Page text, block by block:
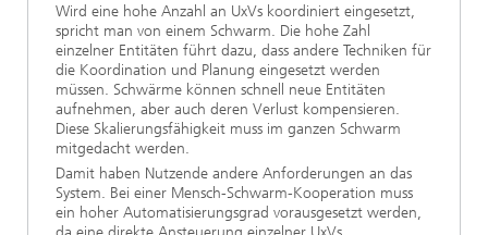
Wird eine hohe Anzahl an UxVs koordiniert eingesetzt,
spricht man von einem Schwarm. Die hohe Zahl
einzelner Entitäten führt dazu, dass andere Techniken für
die Koordination und Planung eingesetzt werden
müssen. Schwärme können schnell neue Entitäten
aufnehmen, aber auch deren Verlust kompensieren.
Diese Skalierungsfähigkeit muss im ganzen Schwarm
mitgedacht werden.
Damit haben Nutzende andere Anforderungen an das
System. Bei einer Mensch-Schwarm-Kooperation muss
ein hoher Automatisierungsgrad vorausgesetzt werden,